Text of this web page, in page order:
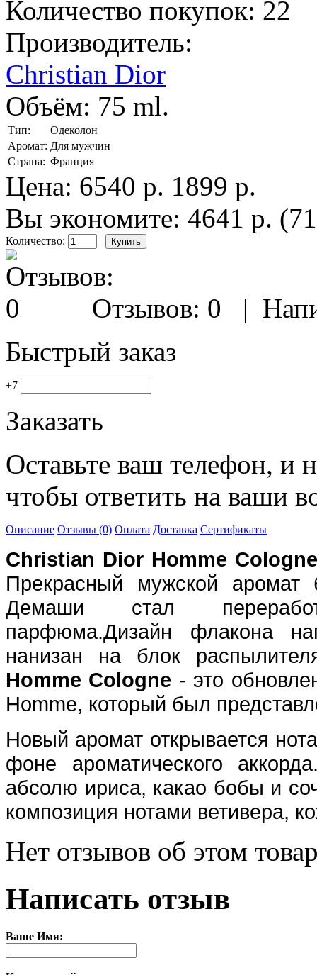
Количество покупок: 22
Производитель:
Christian Dior
Объём: 75 ml.
Тип:
Одеколон
Аромат: Для мужчин
Страна: Франция
Цена: 6540 р. 1899 р.
Вы экономите: 4641 р.
Количество:
Отзывов: 0 |
Быстрый заказ
+7
Заказать
Оставьте ваш телефон, и
чтобы ответить на ваши
Описание Отзывы (0) Оплата Доставка Сертификаты
Christian Dior Homme Cologne
Прекрасный мужской
Демаши стал
парфюма.Дизайн флакона
нанизан на блок
Homme Cologne - это
Homme, который был
Новый аромат открывается
фоне ароматического
абсолю ириса, какао бобы и
композиция нотами ветивера,
Нет отзывов об этом
Написать отзыв
Ваше Имя: